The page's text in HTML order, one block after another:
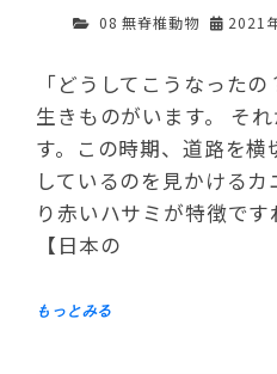
08 無脊椎動物 2021
「どうしてこうなった
生きものがいます。 そ
す。この時期、道路を
しているのを見かける
り赤いハサミが特徴で
【日本の